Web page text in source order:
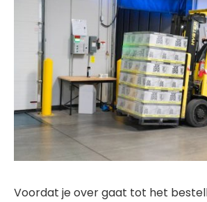
Voordat je over gaat tot het